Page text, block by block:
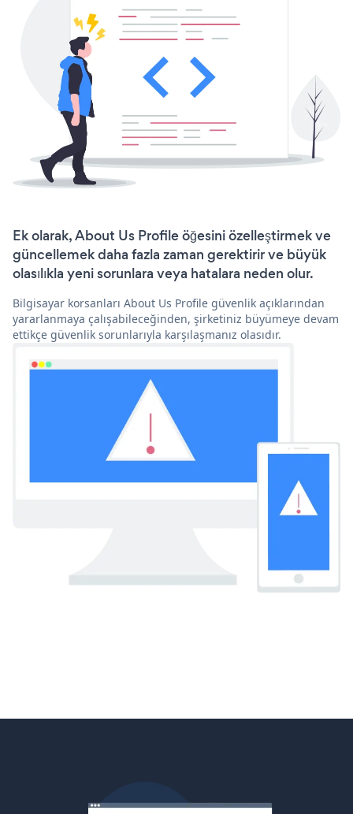
Ek olarak, About Us Profile öğesini özelleştirmek ve
güncellemek daha fazla zaman gerektirir ve büyük
olasılıkla yeni sorunlara veya hatalara neden olur.
Bilgisayar korsanları About Us Profile güvenlik açıklarından
yararlanmaya çalışabileceğinden, şirketiniz büyümeye devam
ettikçe güvenlik sorunlarıyla karşılaşmanız olasıdır.